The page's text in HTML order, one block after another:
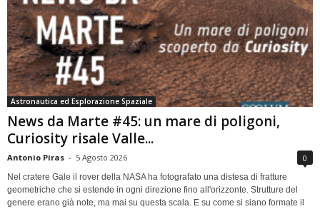
Astronautica ed Esplorazione Spaziale
News da Marte #45: un mare di poligoni,
Curiosity risale Valle...
Antonio Piras - 5 Agosto 2026 0
Nel cratere Gale il rover della NASA ha fotografato una distesa di fratture
geometriche che si estende in ogni direzione fino all'orizzonte. Strutture del
genere erano già note, ma mai su questa scala. E su come si siano formate il